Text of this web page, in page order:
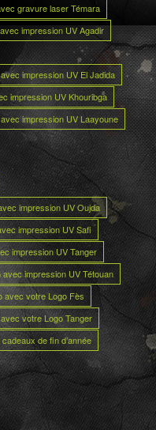
gravure laser Témara
impression UV Agadir
impression UV El Jadida
impression UV Khouribga
impression UV Laayoune
impression UV Oujda
impression UV Safi
impression UV Tanger
avec impression UV Tétouan
avec votre Logo Fès
votre Logo Tanger
de fin d’année